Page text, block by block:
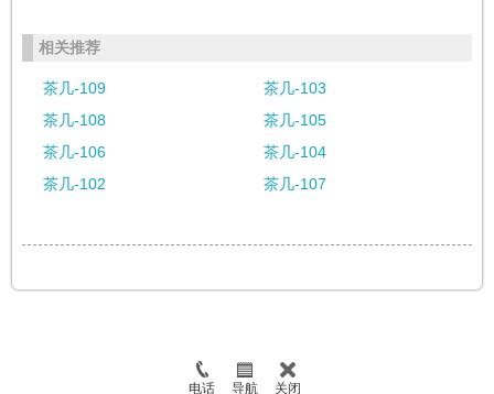
相关推荐
茶几-109
茶几-103
茶几-108
茶几-105
茶几-106
茶几-104
茶几-102
茶几-107
电话 导航 关闭